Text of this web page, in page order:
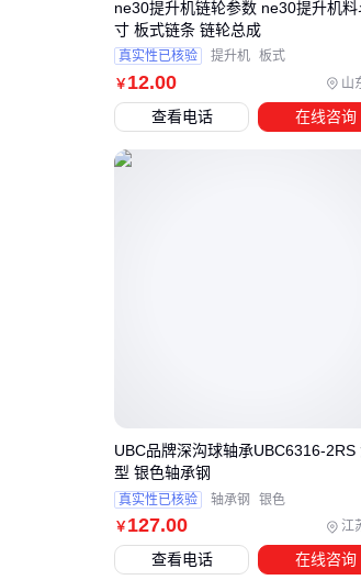
￥12.00 山
ne30提升机链轮参数 ne30提升机料
寸 板式链条 链轮总成
真实性已核验 提升机 板式
查看电话 在线咨询
￥ 127.00 江
UBC品牌深沟球轴承UBC6316-2RS
型 银色轴承钢
真实性已核验 轴承钢 银色
查看电话 在线咨询